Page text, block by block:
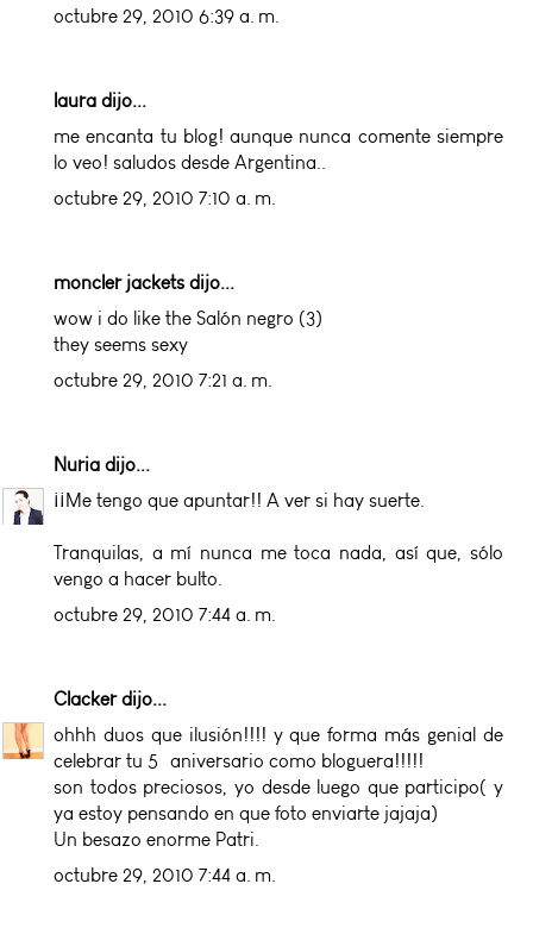
octubre 29, 2010 6:39 a. m.
laura dijo...
me encanta tu blog! aunque nunca comente siempre
lo veo! saludos desde Argentina..
octubre 29, 2010 7:10 a. m.
moncler jackets dijo...
wow i do like the Salón negro (3)
they seems sexy
octubre 29, 2010 7:21 a. m.
Nuria dijo...
¡¡Me tengo que apuntar!! A ver si hay suerte.
Tranquilas, a mí nunca me toca nada, así que, sólo
vengo a hacer bulto.
octubre 29, 2010 7:44 a. m.
Clackerdijo...
ohhh duos que ilusión!!!! y que forma más genial de
celebrar tu 5º aniversario como bloguera!!!!!
son todos preciosos, yo desde luego que participo( y
ya estoy pensando en que foto enviarte jajaja)
Un besazo enorme Patri.
octubre 29, 2010 7:44 a. m.